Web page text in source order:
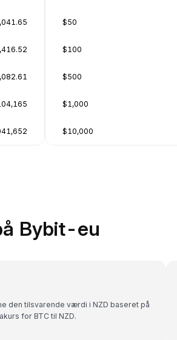
$50
$100
$500
$1,000
$10,000
Bybit-eu
den tilsvarende værdi i NZD baseret på
for BTC til NZD.